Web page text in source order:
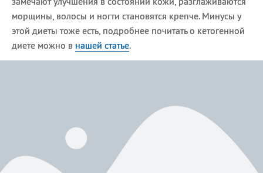
морщины, волосы и ногти становятся крепче. Минусы у
этой диеты тоже есть, подробнее почитать о кетогенной
диете можно в нашей статье.